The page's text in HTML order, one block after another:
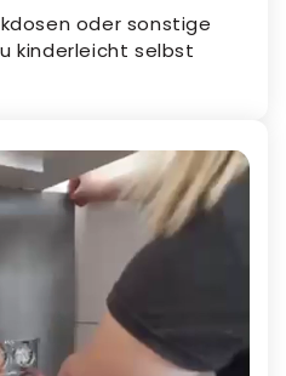
oder sonstige
kinderleicht selbst